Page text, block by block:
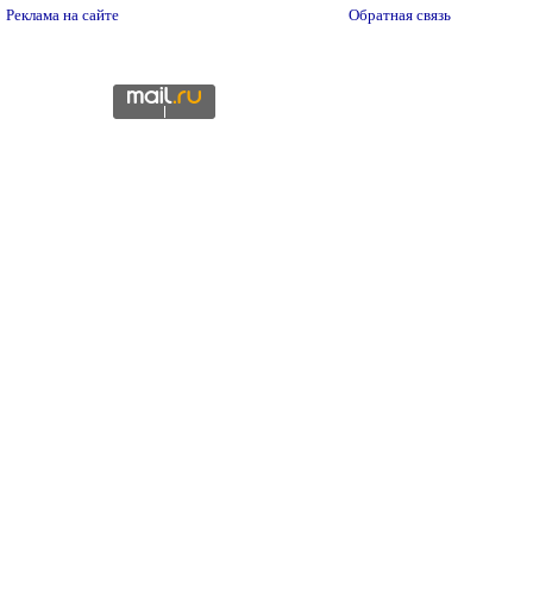
Реклама на сайте Обратная связь